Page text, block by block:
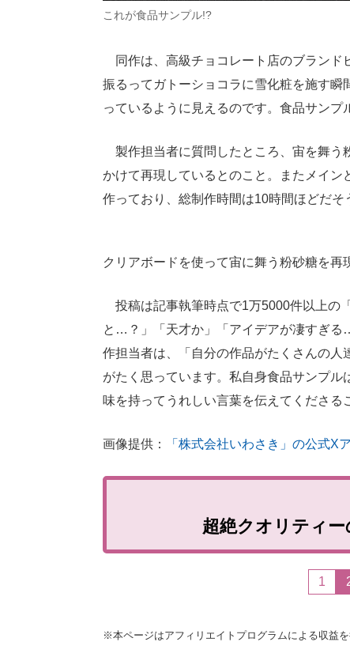
これが食品サンプル!?
同作は、高級チョコレート店のブランド
振るってガトーショコラに雪化粧を施す
っているように見えるのです。食品サン
製作担当者に質問したところ、宙を舞う
かけて再現しているとのこと。またメイ
作っており、総制作時間は10時間ほどだそ
クリアボードを使って宙に舞う粉砂糖を再
投稿は記事執筆時点で1万5000件以上の
と…？」「天才か」「アイデアが凄すぎ
作担当者は、「自分の作品がたくさんの人
がたく思っています。私自身食品サンプ
味を持ってうれしい言葉を伝えてくださる
画像提供： 「株式会社いわさき」の公式X
超絶クオリティ
1
※本ページはアフィリエイトプログラムによる収益